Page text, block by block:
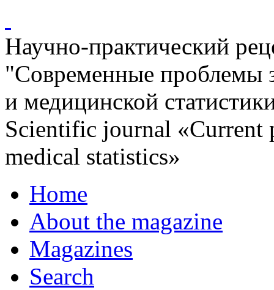
Научно-практический
"Современные проблемы
и медицинской
Scientific journal «Current
medical statistics»
Home
About the magazine
Magazines
Search